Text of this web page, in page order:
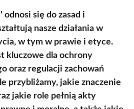
się do zasad i
nasze działania w
w tym w prawie i etyce.
kluczowe dla ochrony
oraz regulacji zachowań
przybliżamy, jakie znaczenie
jakie role pełnią akty